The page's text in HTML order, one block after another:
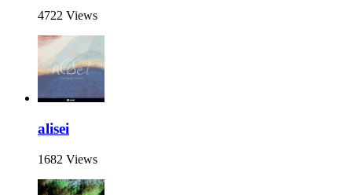
4722 Views
alisei
1682 Views